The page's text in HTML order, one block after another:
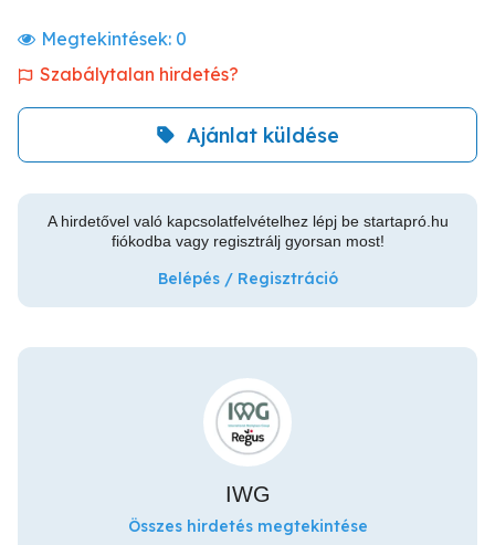
Megtekintések: 0
Szabálytalan hirdetés?
Ajánlat küldése
A hirdetővel való kapcsolatfelvételhez lépj be startapró.hu
fiókodba vagy regisztrálj gyorsan most!
Belépés / Regisztráció
IWG
Összes hirdetés megtekintése